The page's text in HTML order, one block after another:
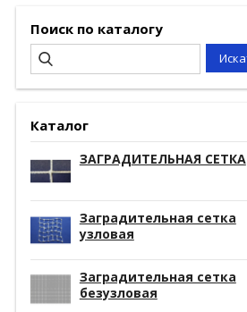
Поиск по каталогу
Каталог
ЗАГРАДИТЕЛЬНАЯ СЕТКА
Заградительная сетка
узловая
Заградительная сетка
безузловая